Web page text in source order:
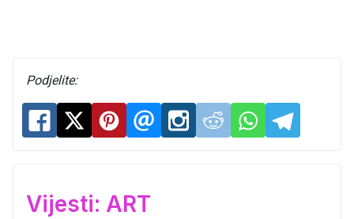
Podjelite:
Vijesti: ART